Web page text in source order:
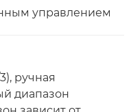
управлением
ручная
диапазон